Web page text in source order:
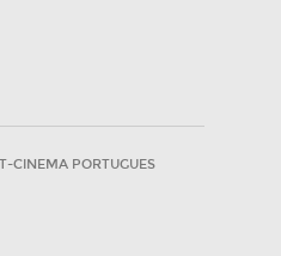
CINEMA PORTUGUES